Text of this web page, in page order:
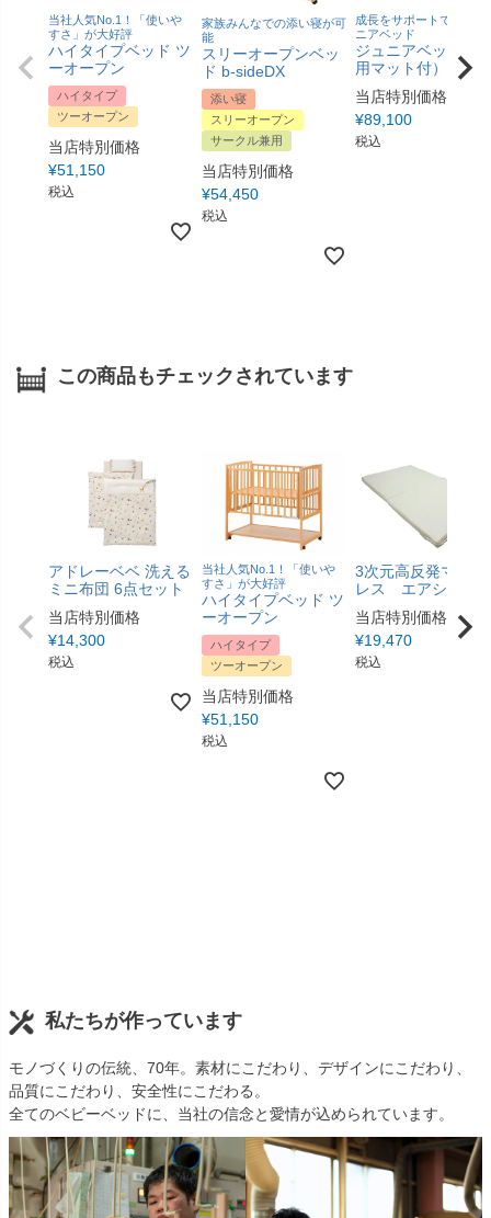
当社人気No.1！「使いや
すさ」が大好評
ハイタイプベッド ツ
ーオープン
ハイタイプ
ツーオープン
当店特別価格
¥51,150
税込
家族みんなでの添い寝が可
能
スリーオープンベッ
ド b-sideDX
添い寝
スリーオープン
サークル兼用
当店特別価格
¥54,450
税込
成長をサポートできるジ
ニアベッド
ジュニアベッド（
用マット付）
当店特別価格
¥89,100
税込
この商品もチェックされています
アドレーベベ 洗える
ミニ布団 6点セット
当店特別価格
¥14,300
税込
当社人気No.1！「使いや
すさ」が大好評
ハイタイプベッド ツ
ーオープン
ハイタイプ
ツーオープン
当店特別価格
¥51,150
税込
3次元高反発マット
レス エアシャワ
当店特別価格
¥19,470
税込
私たちが作っています
モノづくりの伝統、70年。素材にこだわり、デザインにこだわり、
品質にこだわり、安全性にこだわる。
全てのベビーベッドに、当社の信念と愛情が込められています。